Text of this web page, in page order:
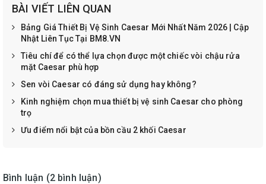
BÀI VIẾT LIÊN QUAN
Bảng Giá Thiết Bị Vệ Sinh Caesar Mới Nhất Năm 2026 | Cập
Nhật Liên Tục Tại BM8.VN
Tiêu chí để có thể lựa chọn được một chiếc vòi chậu rửa
mặt Caesar phù hợp
Sen vòi Caesar có đáng sử dụng hay không?
Kinh nghiệm chọn mua thiết bị vệ sinh Caesar cho phòng
trọ
Ưu điểm nổi bật của bồn cầu 2 khối Caesar
Bình luận (2 bình luận)